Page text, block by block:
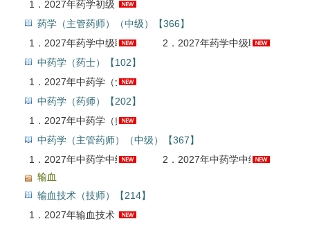
1． 2027年药学初级（师）考试题库【真题精选（含真题精讲）＋章节题库＋模拟试题】AI讲解
药学（主管药师）（中级）【366】
1． 2027年药学中级职称考点精讲班 2． 2027年药学中级职称考试题库【真题精选＋章节题库＋模拟试题】AI讲解
中药学（药士）【102】
1． 2027年中药学（士）考试题库【章节题库＋模拟试题】AI讲解
中药学（药师）【202】
1． 2027年中药学（师）考试题库【章节题库＋模拟试题】AI讲解
中药学（主管药师）（中级）【367】
1． 2027年中药学中级职称考点精讲班 2． 2027年中药学中级职称考试题库【章节题库＋模拟试题】AI讲解
输血
输血技术（技师）【214】
1． 2027年输血技术（师）考试题库【真题精选＋章节题库＋模拟试题＋冲刺试卷】AI讲解